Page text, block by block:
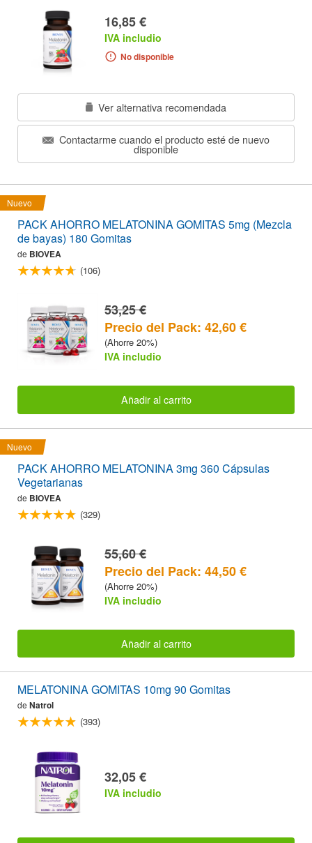
16,85 €
IVA includio
No disponible
Ver alternativa recomendada
Contactarme cuando el producto esté de nuevo
disponible
Nuevo
PACK AHORRO MELATONINA GOMITAS 5mg (Mezcla
de bayas) 180 Gomitas
de BIOVEA
(106)
53,25 €
Precio del Pack: 42,60 €
(Ahorre 20%)
IVA includio
Añadir al carrito
Nuevo
PACK AHORRO MELATONINA 3mg 360 Cápsulas
Vegetarianas
de BIOVEA
(329)
55,60 €
Precio del Pack: 44,50 €
(Ahorre 20%)
IVA includio
Añadir al carrito
MELATONINA GOMITAS 10mg 90 Gomitas
de Natrol
(393)
32,05 €
IVA includio